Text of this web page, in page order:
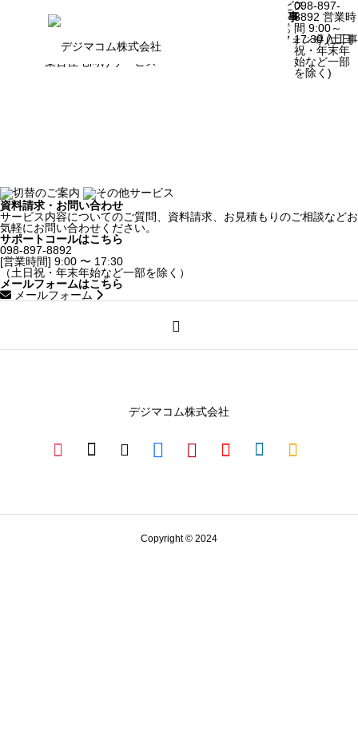
098-897-
8892 営業時
間 9:00～
17:30 (土日
祝・年末年
始など一部
を除く)
会社概要
SERVICE
事業案内
すべて
シェア型インターネット​
テレビアンテナ設備改修工事​
防犯カメラ​
集合住宅向けサービス​
集合住宅向けサービス​
H様共同住宅新築工事
沖縄県宜野湾市野嵩
スマートインターフォン導入工
資料請求・お問い合わせ
サービス内容についてのご質問、資料請求、お見積もりのご相談などお
気軽にお問い合わせください。
サポートコールはこちら
098-897-8892
[営業時間] 9:00 〜 17:30
（土日祝・年末年始など一部を除く）
メールフォームはこちら
メールフォーム
デジマコム株式会社
Copyright © 2024